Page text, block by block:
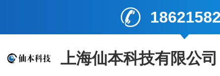
上海仙本科技有限公司